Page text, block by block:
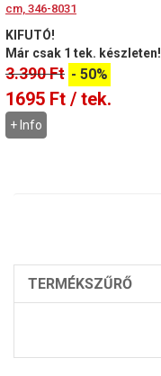
cm, 346-8031
KIFUTÓ!
Már csak 1 tek. készleten!
3.390Ft - 50%
1695 Ft / tek.
+ Info
TERMÉKSZŰRŐ